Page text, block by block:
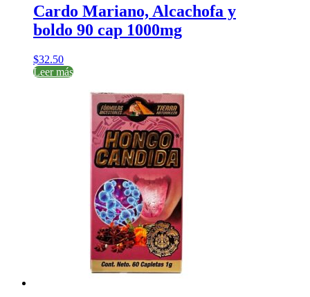
Cardo Mariano, Alcachofa y
boldo 90 cap 1000mg
$32.50
Leer más